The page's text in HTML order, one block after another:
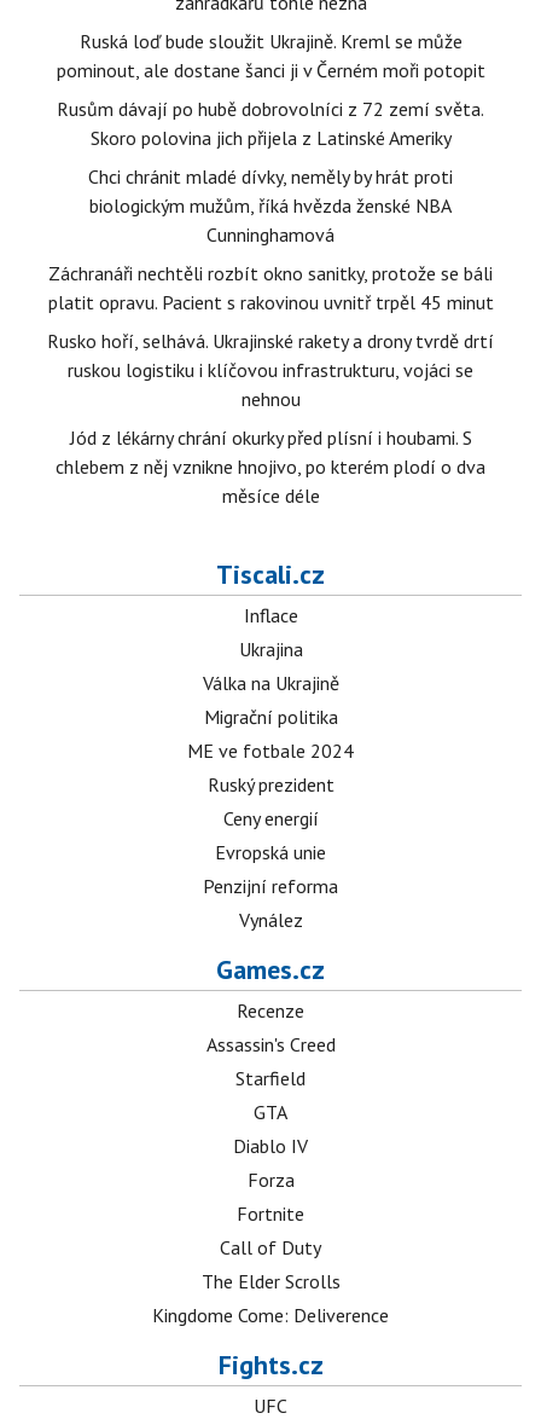
Ruská loď bude sloužit Ukrajině. Kreml se může
pominout, ale dostane šanci ji v Černém moři potopit
Rusům dávají po hubě dobrovolníci z 72 zemí světa.
Skoro polovina jich přijela z Latinské Ameriky
Chci chránit mladé dívky, neměly by hrát proti
biologickým mužům, říká hvězda ženské NBA
Cunninghamová
Záchranáři nechtěli rozbít okno sanitky, protože se báli
platit opravu. Pacient s rakovinou uvnitř trpěl 45 minut
Rusko hoří, selhává. Ukrajinské rakety a drony tvrdě drtí
ruskou logistiku i klíčovou infrastrukturu, vojáci se
nehnou
Jód z lékárny chrání okurky před plísní i houbami. S
chlebem z něj vznikne hnojivo, po kterém plodí o dva
měsíce déle
Tiscali.cz
Inflace
Ukrajina
Válka na Ukrajině
Migrační politika
ME ve fotbale 2024
Ruský prezident
Ceny energií
Evropská unie
Penzijní reforma
Vynález
Games.cz
Recenze
Assassin's Creed
Starfield
GTA
Diablo IV
Forza
Fortnite
Call of Duty
The Elder Scrolls
Kingdome Come: Deliverence
Fights.cz
UFC